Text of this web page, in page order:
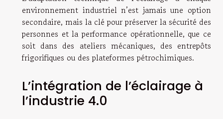
environnement industriel n’est jamais une option
secondaire, mais la clé pour préserver la sécurité des
personnes et la performance opérationnelle, que ce
soit dans des ateliers mécaniques, des entrepôts
frigorifiques ou des plateformes pétrochimiques.
L’intégration de l’éclairage à
l’industrie 4.0